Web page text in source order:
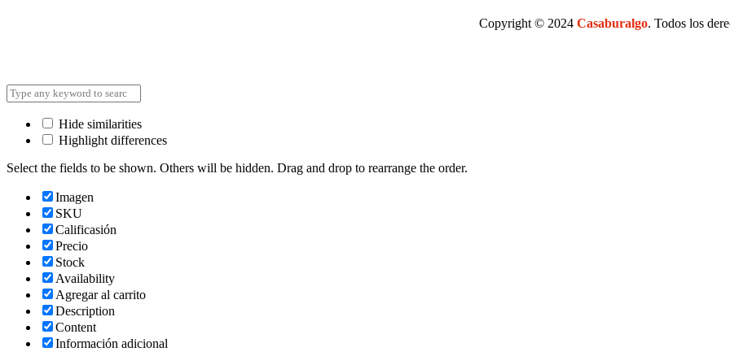
Copyright © 2024 Casaburalgo. Todos los
Hide similarities
Highlight differences
Select the fields to be shown. Others will be hidden. Drag and drop to rearrange the order.
Imagen
SKU
Calificasión
Precio
Stock
Availability
Agregar al carrito
Description
Content
Información adicional